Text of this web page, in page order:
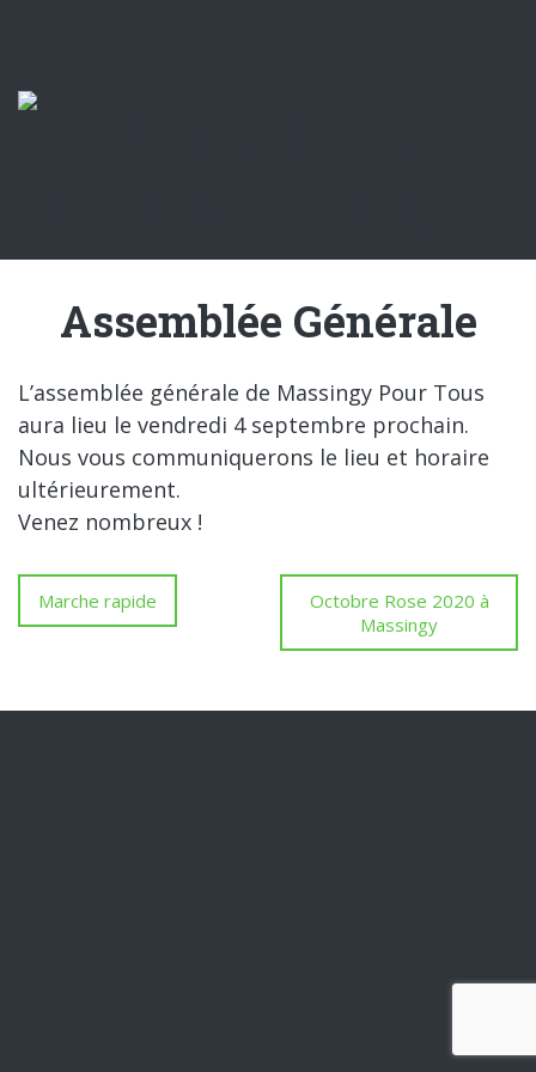
Assemblée Générale
L’assemblée générale de Massingy Pour Tous
aura lieu le vendredi 4 septembre prochain.
Nous vous communiquerons le lieu et horaire
ultérieurement.
Venez nombreux !
Marche rapide
Octobre Rose 2020 à
Massingy